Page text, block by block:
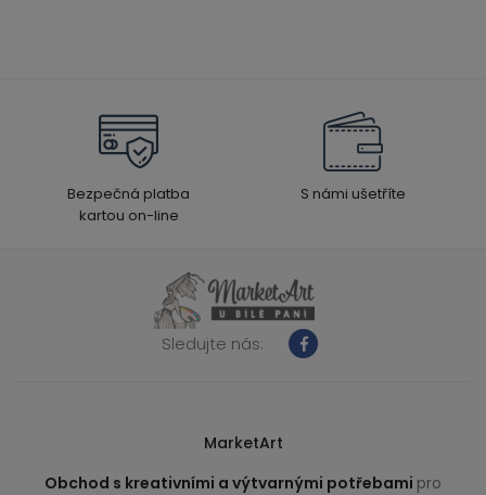
Bezpečná platba
kartou on-line
S námi ušetříte
Sledujte nás:
MarketArt
Obchod s kreativními a výtvarnými potřebami pro